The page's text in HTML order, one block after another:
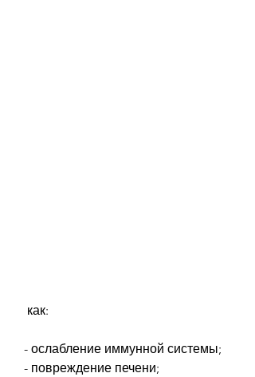
как:
- ослабление иммунной системы;
- повреждение печени;